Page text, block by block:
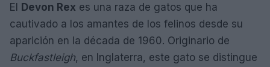
El Devon Rex es una raza de gatos que ha
cautivado a los amantes de los felinos desde su
aparición en la década de 1960. Originario de
Buckfastleigh, en Inglaterra, este gato se distingue